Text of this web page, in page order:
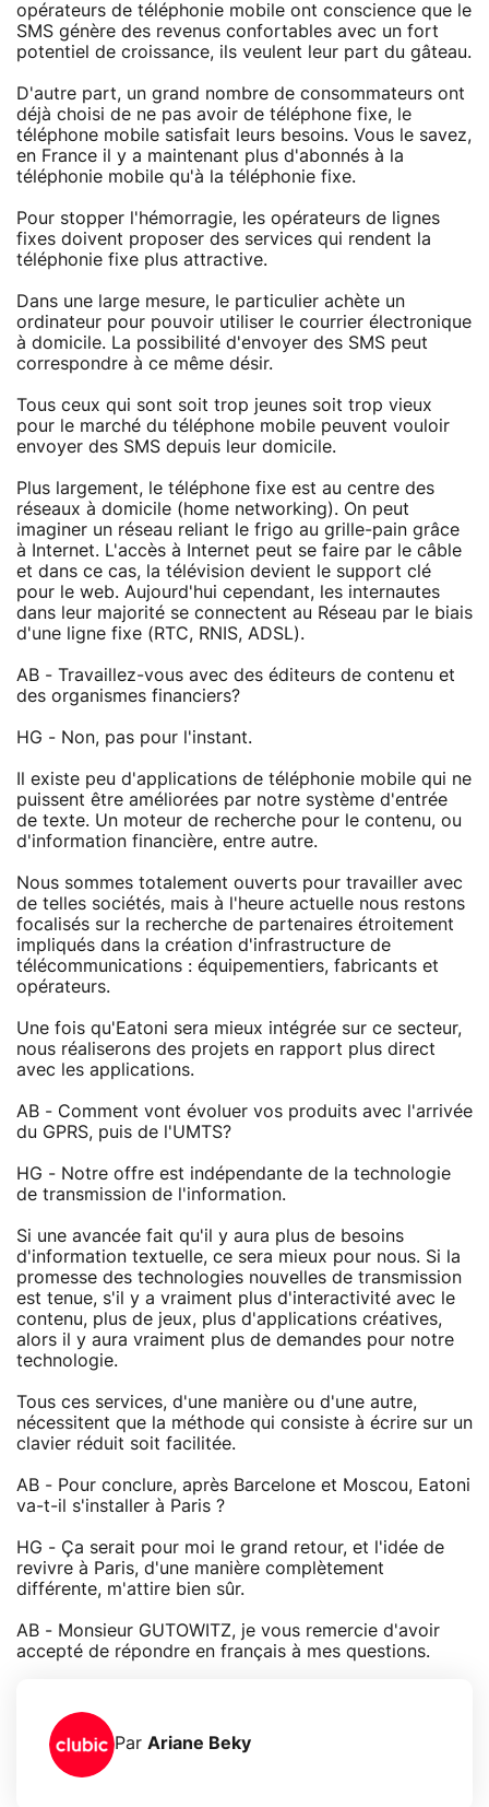
opérateurs de téléphonie mobile ont conscience que le
SMS génère des revenus confortables avec un fort
potentiel de croissance, ils veulent leur part du gâteau.
D'autre part, un grand nombre de consommateurs ont
déjà choisi de ne pas avoir de téléphone fixe, le
téléphone mobile satisfait leurs besoins. Vous le savez,
en France il y a maintenant plus d'abonnés à la
téléphonie mobile qu'à la téléphonie fixe.
Pour stopper l'hémorragie, les opérateurs de lignes
fixes doivent proposer des services qui rendent la
téléphonie fixe plus attractive.
Dans une large mesure, le particulier achète un
ordinateur pour pouvoir utiliser le courrier électronique
à domicile. La possibilité d'envoyer des SMS peut
correspondre à ce même désir.
Tous ceux qui sont soit trop jeunes soit trop vieux
pour le marché du téléphone mobile peuvent vouloir
envoyer des SMS depuis leur domicile.
Plus largement, le téléphone fixe est au centre des
réseaux à domicile (home networking). On peut
imaginer un réseau reliant le frigo au grille-pain grâce
à Internet. L'accès à Internet peut se faire par le câble
et dans ce cas, la télévision devient le support clé
pour le web. Aujourd'hui cependant, les internautes
dans leur majorité se connectent au Réseau par le biais
d'une ligne fixe (RTC, RNIS, ADSL).
AB - Travaillez-vous avec des éditeurs de contenu et
des organismes financiers?
HG - Non, pas pour l'instant.
Il existe peu d'applications de téléphonie mobile qui ne
puissent être améliorées par notre système d'entrée
de texte. Un moteur de recherche pour le contenu, ou
d'information financière, entre autre.
Nous sommes totalement ouverts pour travailler avec
de telles sociétés, mais à l'heure actuelle nous restons
focalisés sur la recherche de partenaires étroitement
impliqués dans la création d'infrastructure de
télécommunications : équipementiers, fabricants et
opérateurs.
Une fois qu'Eatoni sera mieux intégrée sur ce secteur,
nous réaliserons des projets en rapport plus direct
avec les applications.
AB - Comment vont évoluer vos produits avec l'arrivée
du GPRS, puis de l'UMTS?
HG - Notre offre est indépendante de la technologie
de transmission de l'information.
Si une avancée fait qu'il y aura plus de besoins
d'information textuelle, ce sera mieux pour nous. Si la
promesse des technologies nouvelles de transmission
est tenue, s'il y a vraiment plus d'interactivité avec le
contenu, plus de jeux, plus d'applications créatives,
alors il y aura vraiment plus de demandes pour notre
technologie.
Tous ces services, d'une manière ou d'une autre,
nécessitent que la méthode qui consiste à écrire sur un
clavier réduit soit facilitée.
AB - Pour conclure, après Barcelone et Moscou, Eatoni
va-t-il s'installer à Paris ?
HG - Ça serait pour moi le grand retour, et l'idée de
revivre à Paris, d'une manière complètement
différente, m'attire bien sûr.
AB - Monsieur GUTOWITZ, je vous remercie d'avoir
accepté de répondre en français à mes questions.
Par Ariane Beky